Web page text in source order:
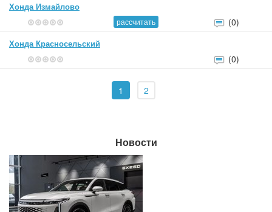
Хонда Измайлово
(0)
рассчитать
Хонда Красносельский
(0)
1 2
Новости